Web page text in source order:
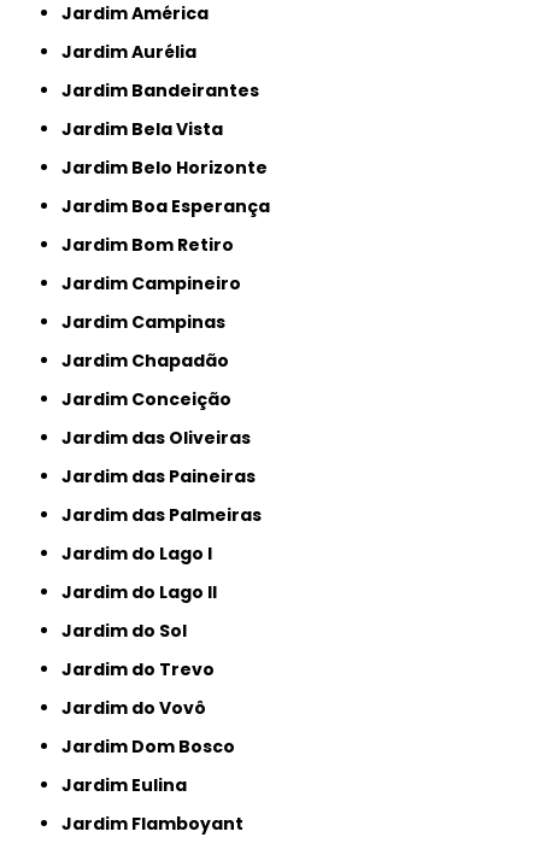
Jardim América
Jardim Aurélia
Jardim Bandeirantes
Jardim Bela Vista
Jardim Belo Horizonte
Jardim Boa Esperança
Jardim Bom Retiro
Jardim Campineiro
Jardim Campinas
Jardim Chapadão
Jardim Conceição
Jardim das Oliveiras
Jardim das Paineiras
Jardim das Palmeiras
Jardim do Lago I
Jardim do Lago II
Jardim do Sol
Jardim do Trevo
Jardim do Vovô
Jardim Dom Bosco
Jardim Eulina
Jardim Flamboyant